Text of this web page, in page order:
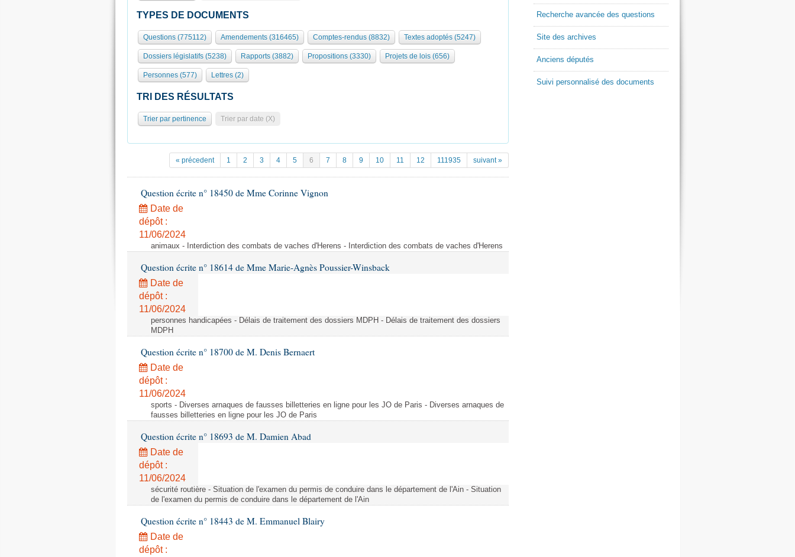
TYPES DE DOCUMENTS
Questions (775112) Amendements (316465) Comptes-rendus (8832) Textes adoptés (5247)
Dossiers législatifs (5238) Rapports (3882) Propositions (3330) Projets de lois (656)
Personnes (577) Lettres (2)
TRI DES RÉSULTATS
Trier par pertinence Trier par date (X)
« précedent 1 2 3 4 5 6 7 8 9 10 11 12 111935 suivant »
Question écrite n° 18450 de Mme Corinne Vignon
Date de
dépôt :
11/06/2024
animaux - Interdiction des combats de vaches d'Herens - Interdiction des combats de vaches d'Herens
Question écrite n° 18614 de Mme Marie-Agnès Poussier-Winsback
Date de
dépôt :
11/06/2024
personnes handicapées - Délais de traitement des dossiers MDPH - Délais de traitement des dossiers
MDPH
Question écrite n° 18700 de M. Denis Bernaert
Date de
dépôt :
11/06/2024
sports - Diverses arnaques de fausses billetteries en ligne pour les JO de Paris - Diverses arnaques de
fausses billetteries en ligne pour les JO de Paris
Question écrite n° 18693 de M. Damien Abad
Date de
dépôt :
11/06/2024
sécurité routière - Situation de l'examen du permis de conduire dans le département de l'Ain - Situation
de l'examen du permis de conduire dans le département de l'Ain
Question écrite n° 18443 de M. Emmanuel Blairy
Date de
dépôt :
Recherche avancée des questions
Site des archives
Anciens députés
Suivi personnalisé des documents